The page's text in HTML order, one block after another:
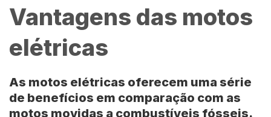
Vantagens das motos
elétricas
As motos elétricas oferecem uma série
de benefícios em comparação com as
motos movidas a combustíveis fósseis.